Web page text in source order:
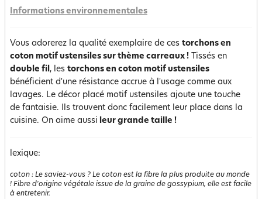
Informations environnementales
Vous adorerez la qualité exemplaire de ces torchons en
coton motif ustensiles sur thème carreaux ! Tissés en
double fil, les torchons en coton motif ustensiles
bénéficient d'une résistance accrue à l'usage comme aux
lavages. Le décor placé motif ustensiles ajoute une touche
de fantaisie. Ils trouvent donc facilement leur place dans la
cuisine. On aime aussi leur grande taille !
lexique:
coton : Le saviez-vous ? Le coton est la fibre la plus produite au monde
! Fibre d'origine végétale issue de la graine de gossypium, elle est facile
à entretenir.